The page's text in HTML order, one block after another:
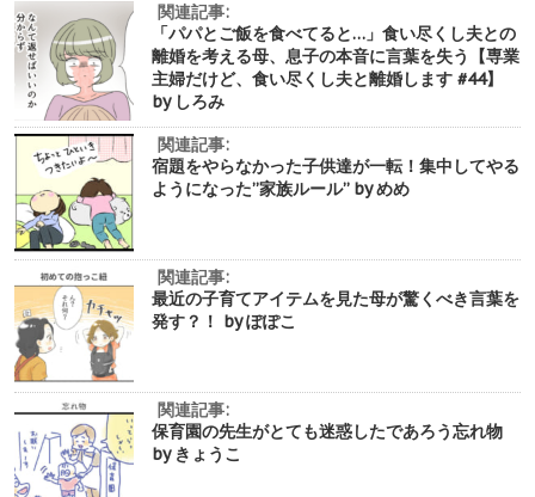
関連記事:
「パパとご飯を食べてると…」食い尽くし夫との
離婚を考える母、息子の本音に言葉を失う【専業
主婦だけど、食い尽くし夫と離婚します #44】
by しろみ
関連記事:
宿題をやらなかった子供達が一転！集中してやる
ようになった”家族ルール” by めめ
関連記事:
最近の子育てアイテムを見た母が驚くべき言葉を
発す？！ by ぽぽこ
関連記事:
保育園の先生がとても迷惑したであろう忘れ物
by きょうこ